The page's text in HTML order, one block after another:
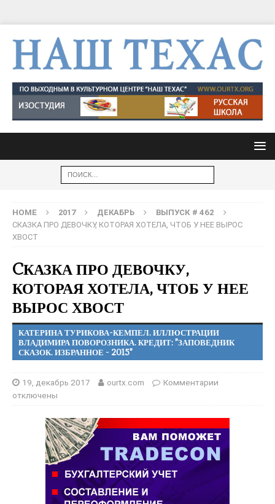
HOME 2017 ДЕКАБРЬ
ВЫПУСК # 462
CКАЗКА ПРО ДЕВОЧКУ, КОТОРАЯ ХОТЕЛА, ЧТОБ У НЕЕ ВЫРОС
ХВОСТ
CКАЗКА ПРО ДЕВОЧКУ,
КОТОРАЯ ХОТЕЛА, ЧТОБ У НЕЕ
ВЫРОС ХВОСТ
КАТЕРИНА ТУРИКОВА-КЕМПЕЛ. ИЛЛЮСТРАЦИИ
ВЛАДИМИРА ПОВОРОЗНИКА. КРЕДИТ: "ЗАПОВЕДНИК
СКАЗОК. ИЗБРАННОЕ - 2015"
19, декабрь 2017 ourtx.com
Комментарии
отключены